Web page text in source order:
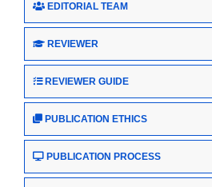
EDITORIAL TEAM
REVIEWER
REVIEWER GUIDE
PUBLICATION ETHICS
PUBLICATION PROCESS